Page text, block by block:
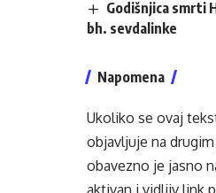
Godišnjica smrti
bh. sevdalinke
Napomena
Ukoliko se ovaj
objavljuje na
obavezno je jasno
aktivan i vidljiv link